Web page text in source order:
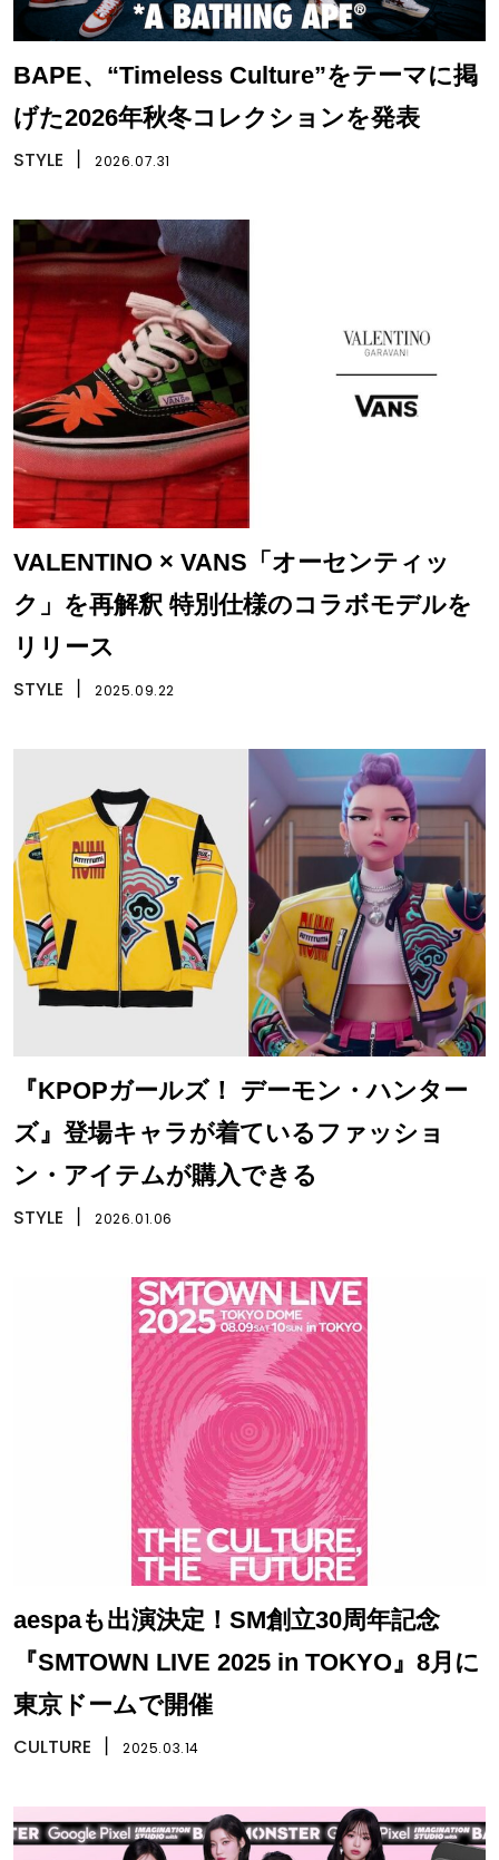
BAPE、“Timeless Culture”をテーマに掲
げた2026年秋冬コレクションを発表
STYLE 2026.07.31
VALENTINO × VANS「オーセンティッ
ク」を再解釈 特別仕様のコラボモデルを
リリース
STYLE 2025.09.22
『KPOPガールズ！ デーモン・ハンター
ズ』登場キャラが着ているファッショ
ン・アイテムが購入できる
STYLE 2026.01.06
aespaも出演決定！SM創立30周年記念
『SMTOWN LIVE 2025 in TOKYO』8月に
東京ドームで開催
CULTURE 2025.03.14